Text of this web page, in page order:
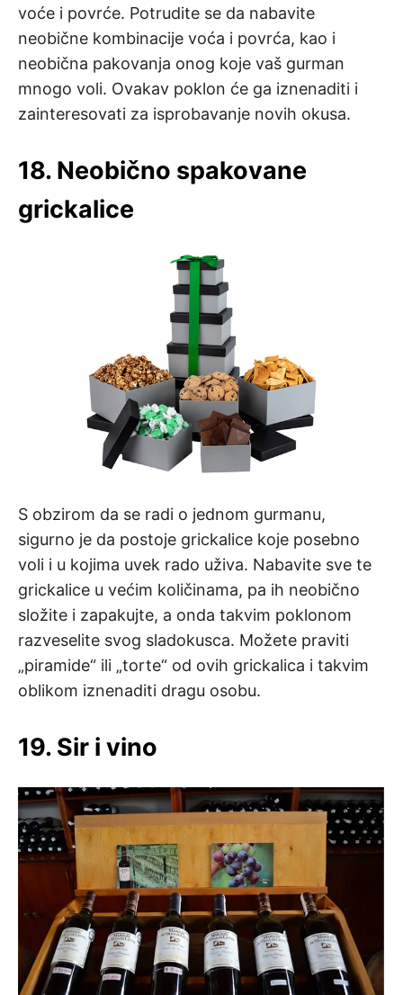
voće i povrće. Potrudite se da nabavite
neobične kombinacije voća i povrća, kao i
neobična pakovanja onog koje vaš gurman
mnogo voli. Ovakav poklon će ga iznenaditi i
zainteresovati za isprobavanje novih okusa.
18. Neobično spakovane
grickalice
S obzirom da se radi o jednom gurmanu,
sigurno je da postoje grickalice koje posebno
voli i u kojima uvek rado uživa. Nabavite sve te
grickalice u većim količinama, pa ih neobično
složite i zapakujte, a onda takvim poklonom
razveselite svog sladokusca. Možete praviti
„piramide“ ili „torte“ od ovih grickalica i takvim
oblikom iznenaditi dragu osobu.
19. Sir i vino